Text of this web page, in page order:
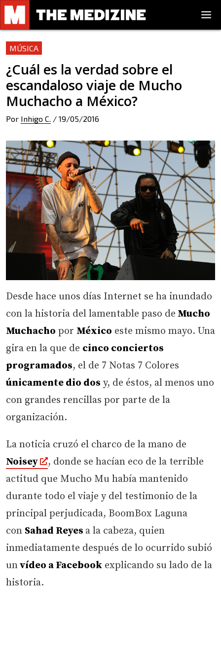
MÚSICA
¿Cuál es la verdad sobre el
escandaloso viaje de Mucho
Muchacho a México?
Por Inhigo C. / 19/05/2016
Desde hace unos días Internet se ha inundado
con la historia del lamentable paso de Mucho
Muchacho por México este mismo mayo. Una
gira en la que de cinco conciertos
programados, el de 7 Notas 7 Colores
únicamente dio dos y, de éstos, al menos uno
con grandes rencillas por parte de la
organización.
La noticia cruzó el charco de la mano de
Noisey
, donde se hacían eco de la terrible
actitud que Mucho Mu había mantenido
durante todo el viaje y del testimonio de la
principal perjudicada, BoomBox Laguna
con Sahad Reyes a la cabeza, quien
inmediatamente después de lo ocurrido subió
unvídeo a Facebook explicando su lado de la
historia.